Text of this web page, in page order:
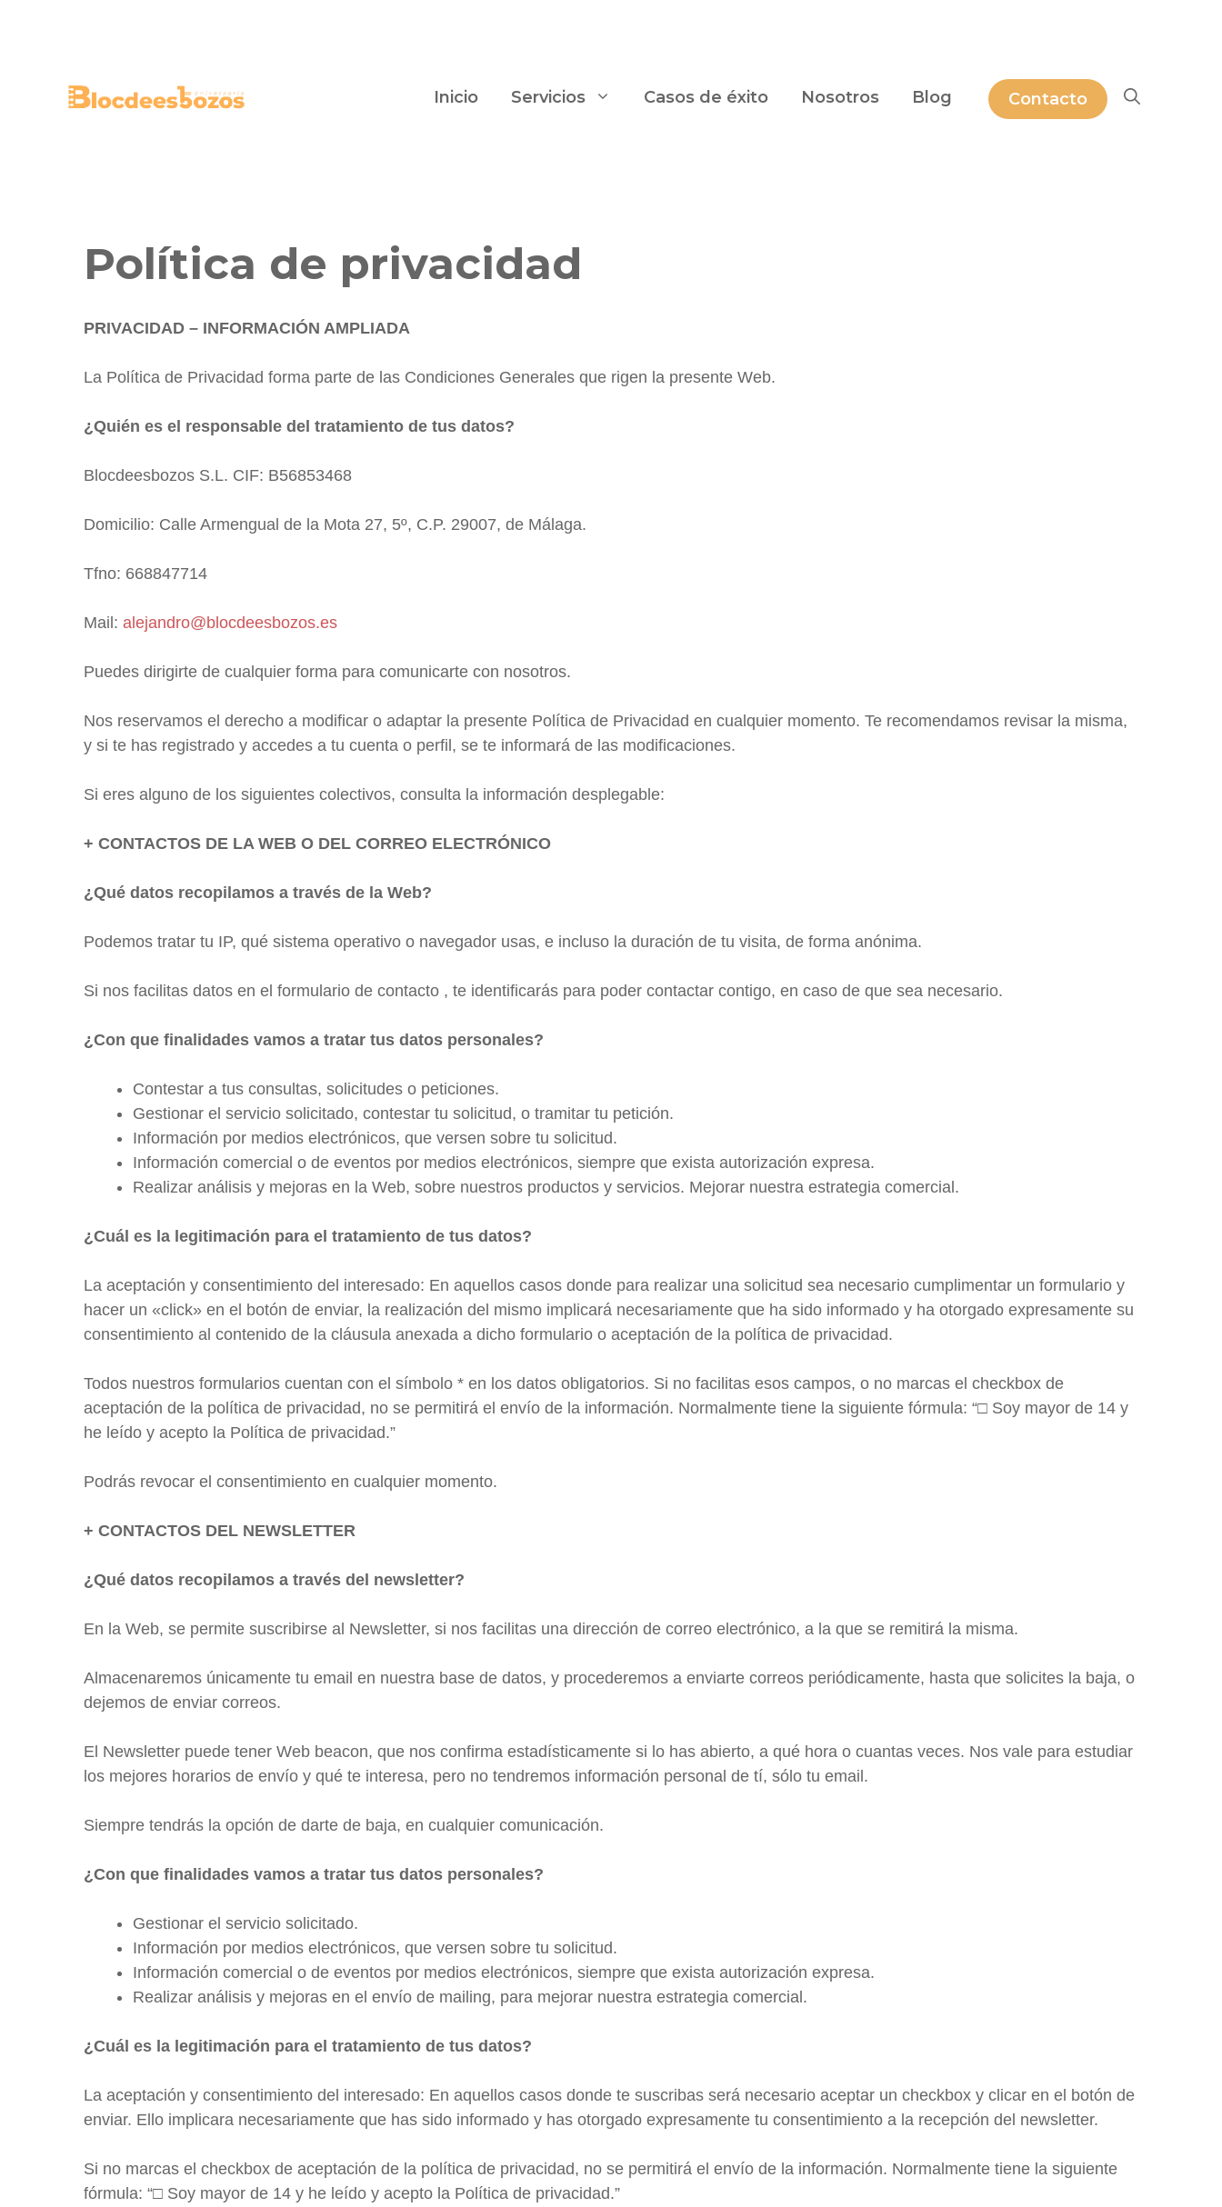
contenido
Inicio Servicios Casos de éxito Nosotros Blog Contacto
Política de privacidad
PRIVACIDAD – INFORMACIÓN AMPLIADA
La Política de Privacidad forma parte de las Condiciones Generales que rigen la presente Web.
¿Quién es el responsable del tratamiento de tus datos?
Blocdeesbozos S.L. CIF: B56853468
Domicilio: Calle Armengual de la Mota 27, 5º, C.P. 29007, de Málaga.
Tfno: 668847714
Mail: alejandro@blocdeesbozos.es
Puedes dirigirte de cualquier forma para comunicarte con nosotros.
Nos reservamos el derecho a modificar o adaptar la presente Política de Privacidad en cualquier momento. Te recomendamos revisar la misma,
y si te has registrado y accedes a tu cuenta o perfil, se te informará de las modificaciones.
Si eres alguno de los siguientes colectivos, consulta la información desplegable:
+ CONTACTOS DE LA WEB O DEL CORREO ELECTRÓNICO
¿Qué datos recopilamos a través de la Web?
Podemos tratar tu IP, qué sistema operativo o navegador usas, e incluso la duración de tu visita, de forma anónima.
Si nos facilitas datos en el formulario de contacto , te identificarás para poder contactar contigo, en caso de que sea necesario.
¿Con que finalidades vamos a tratar tus datos personales?
Contestar a tus consultas, solicitudes o peticiones.
Gestionar el servicio solicitado, contestar tu solicitud, o tramitar tu petición.
Información por medios electrónicos, que versen sobre tu solicitud.
Información comercial o de eventos por medios electrónicos, siempre que exista autorización expresa.
Realizar análisis y mejoras en la Web, sobre nuestros productos y servicios. Mejorar nuestra estrategia comercial.
¿Cuál es la legitimación para el tratamiento de tus datos?
La aceptación y consentimiento del interesado: En aquellos casos donde para realizar una solicitud sea necesario cumplimentar un formulario y
hacer un «click» en el botón de enviar, la realización del mismo implicará necesariamente que ha sido informado y ha otorgado expresamente su
consentimiento al contenido de la cláusula anexada a dicho formulario o aceptación de la política de privacidad.
Todos nuestros formularios cuentan con el símbolo * en los datos obligatorios. Si no facilitas esos campos, o no marcas el checkbox de
aceptación de la política de privacidad, no se permitirá el envío de la información. Normalmente tiene la siguiente fórmula: “□ Soy mayor de 14 y
he leído y acepto la Política de privacidad.”
Podrás revocar el consentimiento en cualquier momento.
+ CONTACTOS DEL NEWSLETTER
¿Qué datos recopilamos a través del newsletter?
En la Web, se permite suscribirse al Newsletter, si nos facilitas una dirección de correo electrónico, a la que se remitirá la misma.
Almacenaremos únicamente tu email en nuestra base de datos, y procederemos a enviarte correos periódicamente, hasta que solicites la baja, o
dejemos de enviar correos.
El Newsletter puede tener Web beacon, que nos confirma estadísticamente si lo has abierto, a qué hora o cuantas veces. Nos vale para estudiar
los mejores horarios de envío y qué te interesa, pero no tendremos información personal de tí, sólo tu email.
Siempre tendrás la opción de darte de baja, en cualquier comunicación.
¿Con que finalidades vamos a tratar tus datos personales?
Gestionar el servicio solicitado.
Información por medios electrónicos, que versen sobre tu solicitud.
Información comercial o de eventos por medios electrónicos, siempre que exista autorización expresa.
Realizar análisis y mejoras en el envío de mailing, para mejorar nuestra estrategia comercial.
¿Cuál es la legitimación para el tratamiento de tus datos?
La aceptación y consentimiento del interesado: En aquellos casos donde te suscribas será necesario aceptar un checkbox y clicar en el botón de
enviar. Ello implicara necesariamente que has sido informado y has otorgado expresamente tu consentimiento a la recepción del newsletter.
Si no marcas el checkbox de aceptación de la política de privacidad, no se permitirá el envío de la información. Normalmente tiene la siguiente
fórmula: “□ Soy mayor de 14 y he leído y acepto la Política de privacidad.”